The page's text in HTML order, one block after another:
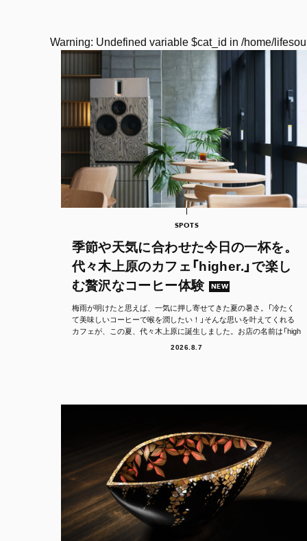
Warning: Undefined variable $cat_id in /home/
SPOTS
季節や天気に合わせた今日の一杯を。
代々木上原のカフェ「higher.」で楽し
む贅沢なコーヒー体験
NEW
梅雨が明けたと思えば、一気に押し寄せてきた夏の暑さ。「冷たく
て美味しいコーヒーで喉を潤したい！」そんな思いを叶えてくれる
カフェが、この夏、代々木上原に誕生しました。お店の名前は「high
2026.8.7